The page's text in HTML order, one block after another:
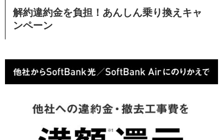
解約違約金を負担！あんしん乗り換えキャ
ンペーン